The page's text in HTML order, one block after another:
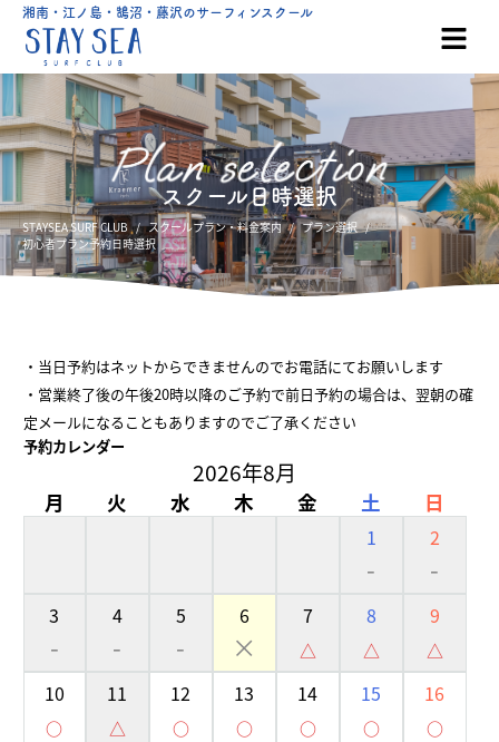
湘南・江ノ島・鵠沼・藤沢のサーフィンスクール
スクール日時選択
STAYSEA SURF CLUB スクールプラン・料金案内
プラン選択
初心者プラン予約日時選択
・当日予約はネットからできませんのでお電話にてお願いします
・営業終了後の午後20時以降のご予約で前日予約の場合は、翌朝の確
定メールになることもありますのでご了承ください
予約カレンダー
2026年8月
月 火 水 木 金 土 日
1
-
2
-
3
-
4
-
5
-
6
×
7
△
8
△
9
△
10
○
11
△
12
○
13
○
14
○
15
○
16
○